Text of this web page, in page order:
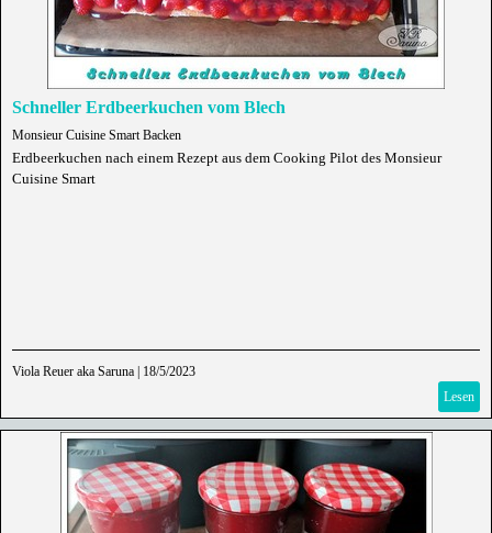
Schneller Erdbeerkuchen vom Blech
Monsieur Cuisine Smart Backen
Erdbeerkuchen nach einem Rezept aus dem Cooking Pilot des Monsieur
Cuisine Smart
Viola Reuer aka Saruna
18/5/2023
Lesen